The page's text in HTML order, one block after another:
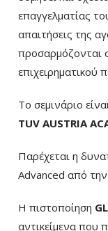
επαγγελματίας
απαιτήσεις της
προσαρμόζονται
επιχειρηματικού
Το σεμινάριο
TUV AUSTRIA
Παρέχεται η
Advanced από την
Η πιστοποίηση
αντικείμενα που